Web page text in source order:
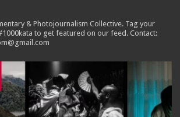
& Photojournalism Collective. Tag your
to get featured on our feed. Contact: